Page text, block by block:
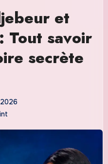
et
Tout savoir
secrète